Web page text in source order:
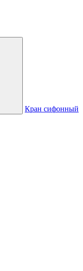
Кран сифонный